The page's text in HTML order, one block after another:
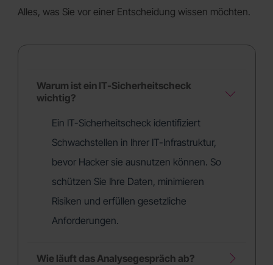
Alles, was Sie vor einer Entscheidung wissen möchten.
Warum ist ein IT-Sicherheitscheck
wichtig?
Ein IT-Sicherheitscheck identifiziert
Schwachstellen in Ihrer IT-Infrastruktur,
bevor Hacker sie ausnutzen können. So
schützen Sie Ihre Daten, minimieren
Risiken und erfüllen gesetzliche
Anforderungen.
Wie läuft das Analysegespräch ab?